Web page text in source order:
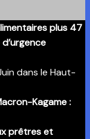
plus 47
dans le Haut-
Kagame :
prêtres et